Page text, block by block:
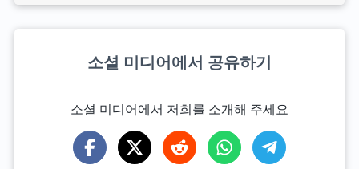
소셜 미디어에서 공유하기
소셜 미디어에서 저희를 소개해 주세요